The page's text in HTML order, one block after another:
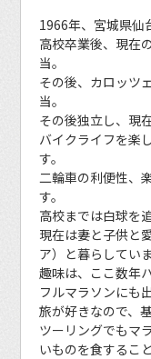
1966年、宮城県仙
高校卒業後、現在
当。
その後、カロッツ
当。
その後独立し、現
バイクライフを楽
す。
二輪車の利便性、
す。
高校までは白球を
現在は妻と子供と
ア）と暮らしていま
趣味は、ここ数年
フルマラソンにも
旅が好きなので、
ツーリングでもマ
いものを食するこ